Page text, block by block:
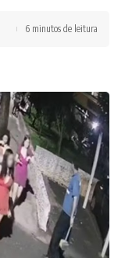
6 minutos de leitura